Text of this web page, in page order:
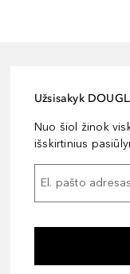
Užsisakyk
Nuo šiol žinok
išskirtinius
El. pašto adresas